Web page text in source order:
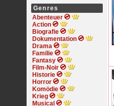
Genres
Abenteuer
Action
Biografie
Dokumentation
Drama
Familie
Fantasy
Film-Noir
Historie
Horror
Komödie
Krieg
Musical